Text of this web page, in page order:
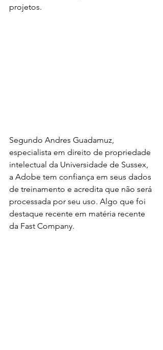
projetos.
Segundo Andres Guadamuz,
especialista em direito de propriedade
intelectual da Universidade de Sussex,
a Adobe tem confiança em seus dados
de treinamento e acredita que não será
processada por seu uso. Algo que foi
destaque recente em matéria recente
da Fast Company.